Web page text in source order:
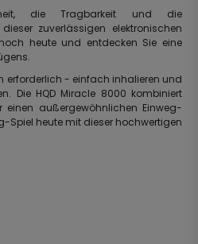
die Tragbarkeit und die
zuverlässigen elektronischen
heute und entdecken Sie eine
erforderlich - einfach inhalieren und
Die HQD Miracle 8000 kombiniert
außergewöhnlichen Einweg-
Spiel heute mit dieser hochwertigen